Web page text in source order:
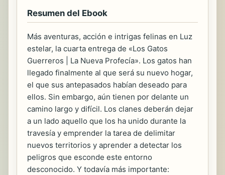
Resumen del Ebook
Más aventuras, acción e intrigas felinas en Luz
estelar, la cuarta entrega de «Los Gatos
Guerreros | La Nueva Profecía». Los gatos han
llegado finalmente al que será su nuevo hogar,
el que sus antepasados habían deseado para
ellos. Sin embargo, aún tienen por delante un
camino largo y difícil. Los clanes deberán dejar
a un lado aquello que los ha unido durante la
travesía y emprender la tarea de delimitar
nuevos territorios y aprender a detectar los
peligros que esconde este entorno
desconocido. Y todavía más importante: